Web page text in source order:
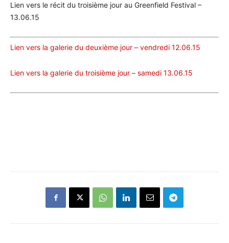
Lien vers le récit du troisième jour au Greenfield Festival –
13.06.15
Lien vers la galerie du deuxième jour – vendredi 12.06.15
Lien vers la galerie du troisième jour – samedi 13.06.15